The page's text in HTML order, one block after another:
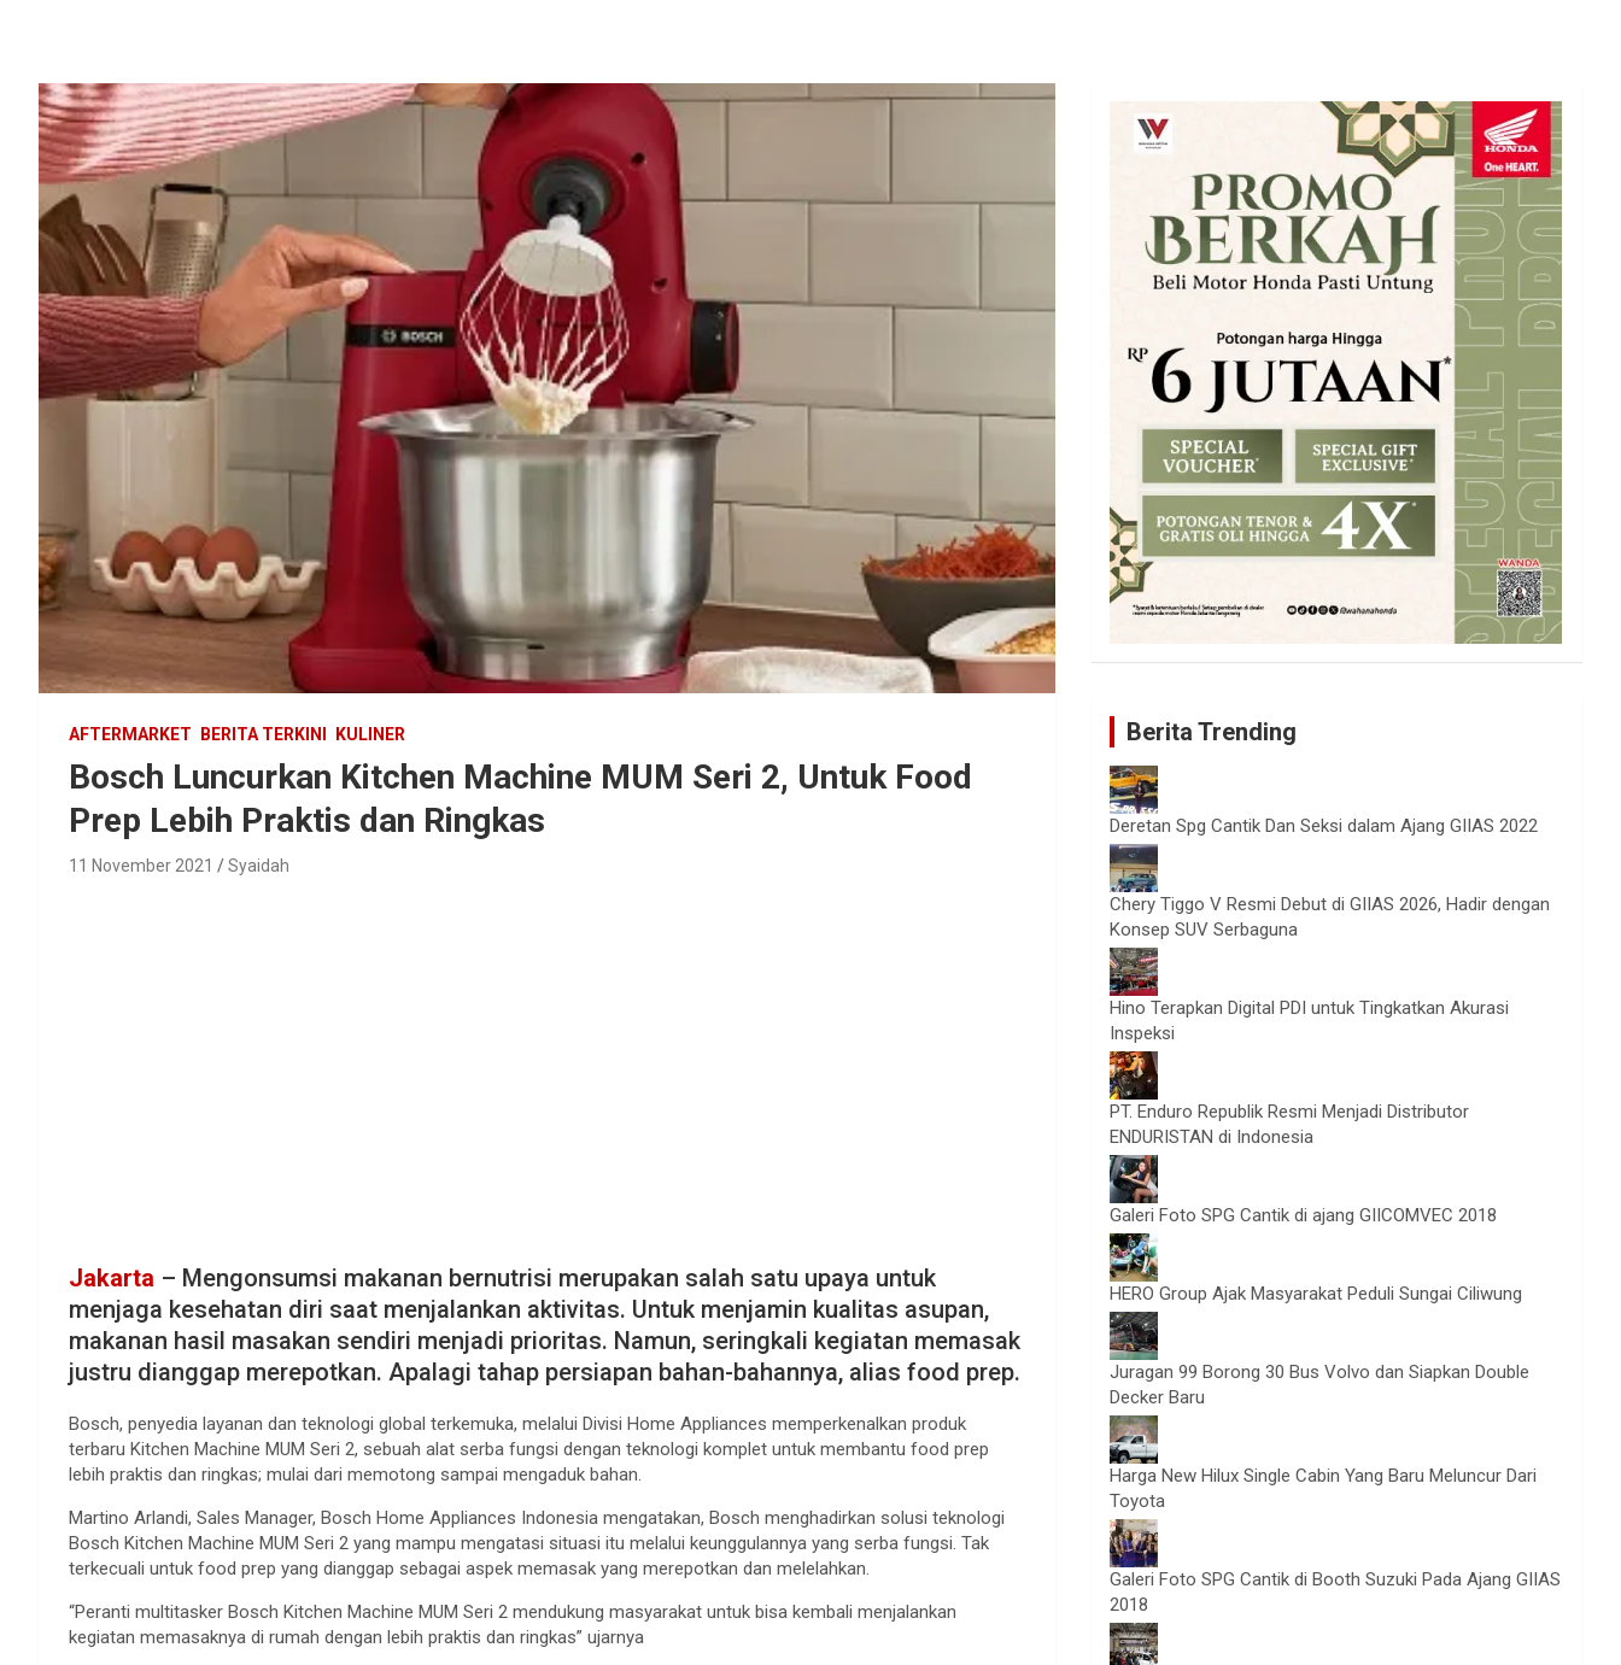
AFTERMARKET BERITA TERKINI KULINER
Bosch Luncurkan Kitchen Machine MUM Seri 2, Untuk Food
Prep Lebih Praktis dan Ringkas
11 November 2021 Syaidah
Jakarta – Mengonsumsi makanan bernutrisi merupakan salah satu upaya untuk
menjaga kesehatan diri saat menjalankan aktivitas. Untuk menjamin kualitas asupan,
makanan hasil masakan sendiri menjadi prioritas. Namun, seringkali kegiatan memasak
justru dianggap merepotkan. Apalagi tahap persiapan bahan-bahannya, alias food prep.
Bosch, penyedia layanan dan teknologi global terkemuka, melalui Divisi Home Appliances memperkenalkan produk
terbaru Kitchen Machine MUM Seri 2, sebuah alat serba fungsi dengan teknologi komplet untuk membantu food prep
lebih praktis dan ringkas; mulai dari memotong sampai mengaduk bahan.
Martino Arlandi, Sales Manager, Bosch Home Appliances Indonesia mengatakan, Bosch menghadirkan solusi teknologi
Bosch Kitchen Machine MUM Seri 2 yang mampu mengatasi situasi itu melalui keunggulannya yang serba fungsi. Tak
terkecuali untuk food prep yang dianggap sebagai aspek memasak yang merepotkan dan melelahkan.
“Peranti multitasker Bosch Kitchen Machine MUM Seri 2 mendukung masyarakat untuk bisa kembali menjalankan
kegiatan memasaknya di rumah dengan lebih praktis dan ringkas” ujarnya
Berita Trending
Deretan Spg Cantik Dan Seksi dalam Ajang GIIAS 2022
Chery Tiggo V Resmi Debut di GIIAS 2026, Hadir dengan
Konsep SUV Serbaguna
Hino Terapkan Digital PDI untuk Tingkatkan Akurasi
Inspeksi
PT. Enduro Republik Resmi Menjadi Distributor
ENDURISTAN di Indonesia
Galeri Foto SPG Cantik di ajang GIICOMVEC 2018
HERO Group Ajak Masyarakat Peduli Sungai Ciliwung
Juragan 99 Borong 30 Bus Volvo dan Siapkan Double
Decker Baru
Harga New Hilux Single Cabin Yang Baru Meluncur Dari
Toyota
Galeri Foto SPG Cantik di Booth Suzuki Pada Ajang GIIAS
2018